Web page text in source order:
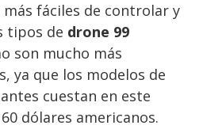
fáciles de controlar y
tipos de drone 99
son mucho más
ya que los modelos de
cuestan en este
dólares americanos.